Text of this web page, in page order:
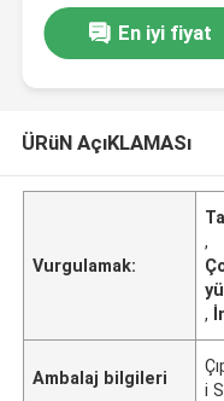
En iyi fiyat
ÜRüN AçıKLAMASı
Vurgulamak:
,
,
Ambalaj bilgileri
i